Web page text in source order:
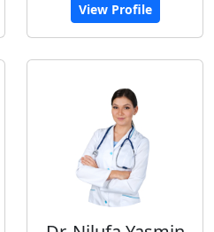
View Profile